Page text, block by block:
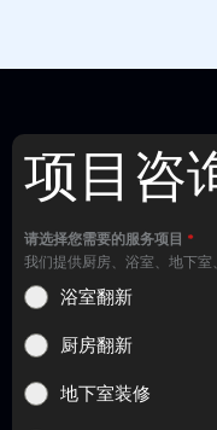
项目咨
请选择您需要的服务项目 *
我们提供厨房、浴室、地下室
浴室翻新
厨房翻新
地下室装修